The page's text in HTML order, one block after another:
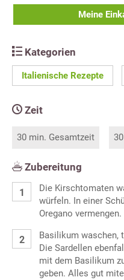
Meine
Kategorien
Italienische Rezepte
Zeit
30 min. Gesamtzeit
Zubereitung
Die Kirschtomaten
würfeln. In einer
Oregano vermengen.
Basilikum waschen,
Die Sardellen
mit dem Basilikum
geben. Alles gut